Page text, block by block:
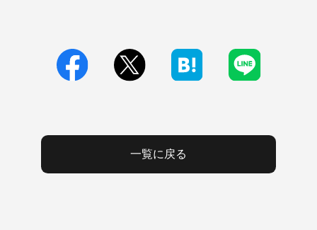
一覧に戻る